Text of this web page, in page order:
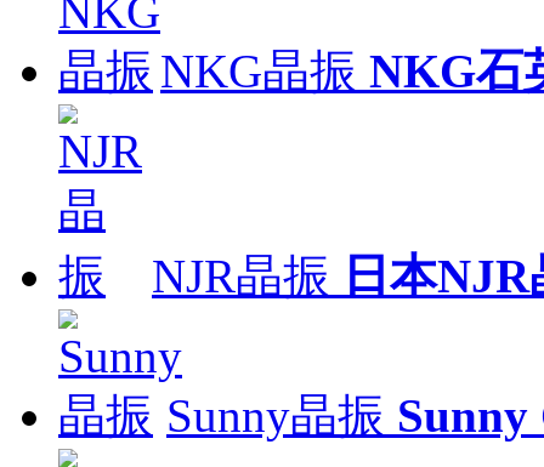
NKG晶振 NKG石
NJR晶振 日本
Sunny晶振